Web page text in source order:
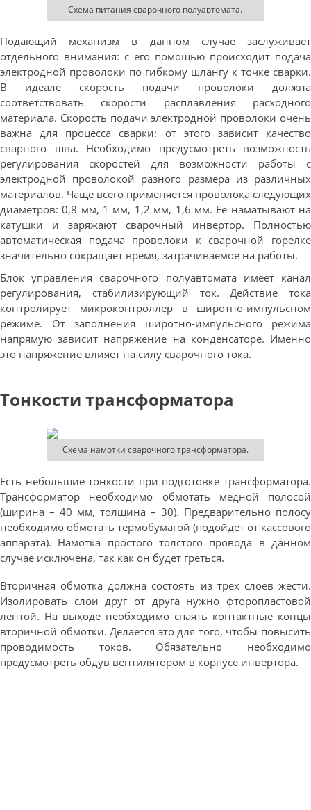
Схема питания сварочного полуавтомата.
Подающий механизм в данном случае заслуживает
отдельного внимания: с его помощью происходит подача
электродной проволоки по гибкому шлангу к точке сварки.
В идеале скорость подачи проволоки должна
соответствовать скорости расплавления расходного
материала. Скорость подачи электродной проволоки очень
важна для процесса сварки: от этого зависит качество
сварного шва. Необходимо предусмотреть возможность
регулирования скоростей для возможности работы с
электродной проволокой разного размера из различных
материалов. Чаще всего применяется проволока следующих
диаметров: 0,8 мм, 1 мм, 1,2 мм, 1,6 мм. Ее наматывают на
катушки и заряжают сварочный инвертор. Полностью
автоматическая подача проволоки к сварочной горелке
значительно сокращает время, затрачиваемое на работы.
Блок управления сварочного полуавтомата имеет канал
регулирования, стабилизирующий ток. Действие тока
контролирует микроконтроллер в широтно-импульсном
режиме. От заполнения широтно-импульсного режима
напрямую зависит напряжение на конденсаторе. Именно
это напряжение влияет на силу сварочного тока.
Тонкости трансформатора
Схема намотки сварочного трансформатора.
Есть небольшие тонкости при подготовке трансформатора.
Трансформатор необходимо обмотать медной полосой
(ширина – 40 мм, толщина – 30). Предварительно полосу
необходимо обмотать термобумагой (подойдет от кассового
аппарата). Намотка простого толстого провода в данном
случае исключена, так как он будет греться.
Вторичная обмотка должна состоять из трех слоев жести.
Изолировать слои друг от друга нужно фторопластовой
лентой. На выходе необходимо спаять контактные концы
вторичной обмотки. Делается это для того, чтобы повысить
проводимость токов. Обязательно необходимо
предусмотреть обдув вентилятором в корпусе инвертора.